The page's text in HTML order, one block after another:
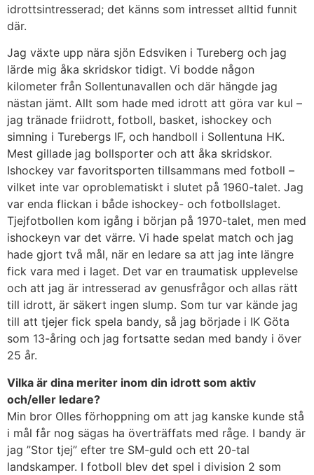
idrottsintresserad; det känns som intresset alltid funnit
där.
Jag växte upp nära sjön Edsviken i Tureberg och jag
lärde mig åka skridskor tidigt. Vi bodde någon
kilometer från Sollentunavallen och där hängde jag
nästan jämt. Allt som hade med idrott att göra var kul –
jag tränade friidrott, fotboll, basket, ishockey och
simning i Turebergs IF, och handboll i Sollentuna HK.
Mest gillade jag bollsporter och att åka skridskor.
Ishockey var favoritsporten tillsammans med fotboll –
vilket inte var oproblematiskt i slutet på 1960-talet. Jag
var enda flickan i både ishockey- och fotbollslaget.
Tjejfotbollen kom igång i början på 1970-talet, men med
ishockeyn var det värre. Vi hade spelat match och jag
hade gjort två mål, när en ledare sa att jag inte längre
fick vara med i laget. Det var en traumatisk upplevelse
och att jag är intresserad av genusfrågor och allas rätt
till idrott, är säkert ingen slump. Som tur var kände jag
till att tjejer fick spela bandy, så jag började i IK Göta
som 13-åring och jag fortsatte sedan med bandy i över
25 år.
Vilka är dina meriter inom din idrott som aktiv
och/eller ledare?
Min bror Olles förhoppning om att jag kanske kunde stå
i mål får nog sägas ha överträffats med råge. I bandy är
jag ”Stor tjej” efter tre SM-guld och ett 20-tal
landskamper. I fotboll blev det spel i division 2 som